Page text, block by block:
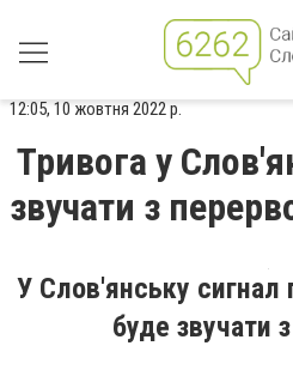
12:05, 10 жовтня 2022 р.
Тривога у
звучати з
У Слов'янську сигнал
буде звучати